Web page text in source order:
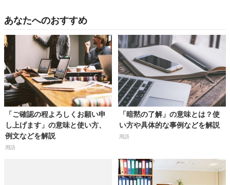
あなたへのおすすめ
「ご確認の程よろしくお願い申
し上げます」の意味と使い方、
例文などを解説
用語
「暗黙の了解」の意味とは？使
い方や具体的な事例などを解説
用語